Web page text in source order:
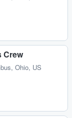
Crew
Ohio, US